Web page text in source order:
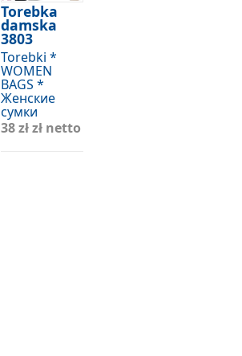
Torebka
damska
3803
Torebki *
WOMEN
BAGS *
Женские
сумки
38 złzł netto